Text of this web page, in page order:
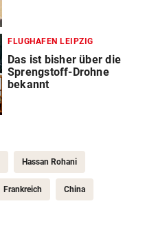
FLUGHAFEN LEIPZIG
Das ist bisher über die
Sprengstoff-Drohne
bekannt
Hassan Rohani
Frankreich China